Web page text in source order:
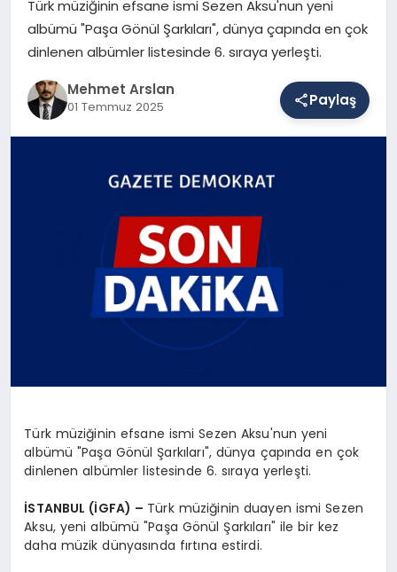
SAĞLIK
Türk müziğinin efsane ismi Sezen Aksu'nun yeni
albümü "Paşa Gönül Şarkıları", dünya çapında en çok
dinlenen albümler listesinde 6. sıraya yerleşti.
Mehmet Arslan
01 Temmuz 2025 Paylaş
Türk müziğinin efsane ismi Sezen Aksu'nun yeni
albümü "Paşa Gönül Şarkıları", dünya çapında en çok
dinlenen albümler listesinde 6. sıraya yerleşti.
İSTANBUL (İGFA) – Türk müziğinin duayen ismi Sezen
Aksu, yeni albümü "Paşa Gönül Şarkıları" ile bir kez
daha müzik dünyasında fırtına estirdi.